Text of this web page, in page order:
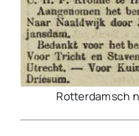
Rotterdamsch